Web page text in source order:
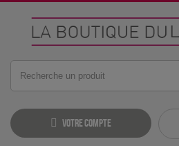
Votre compte